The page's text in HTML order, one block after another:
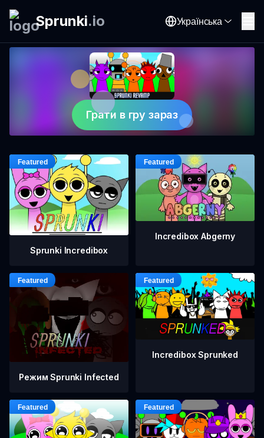
Sprunki.io Українська
Грати в гру зараз
Sprunki Incredibox
Incredibox Abgerny
Режим Sprunki Infected
Incredibox Sprunked